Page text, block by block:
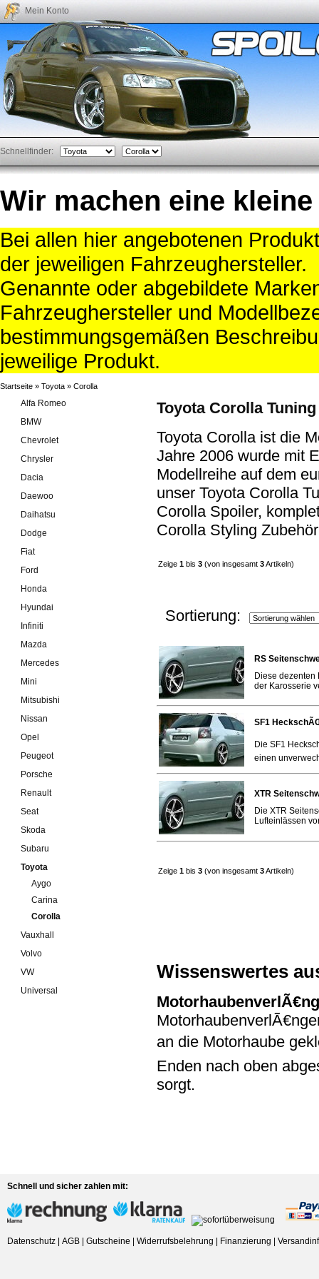
Mein Konto
Schnellfinder:
Wir machen eine kleine
Bei allen hier angebotenen
der jeweiligen Fahrzeughersteller.
Genannte oder abgebildete
Fahrzeughersteller und
bestimmungsgemäßen
jeweilige Produkt.
Startseite » Toyota » Corolla
Toyota Corolla
Toyota Corolla ist die
Jahre 2006 wurde mit
Modellreihe auf dem
unser Toyota Corolla
Corolla Spoiler,
Corolla Styling
Zeige 1 bis 3 (von insgesamt 3Artikeln)
Sortierung:
RS
Diese dezenten
der Karosserie
SF1
Die SF1
einen
XTR
Die XTR
Lufteinlässen
Zeige 1 bis 3 (von insgesamt 3Artikeln)
Wissenswertes
an die Motorhaube
Enden nach oben
sorgt.
Alfa Romeo
BMW
Chevrolet
Chrysler
Dacia
Daewoo
Daihatsu
Dodge
Fiat
Ford
Honda
Hyundai
Infiniti
Mazda
Mercedes
Mini
Mitsubishi
Nissan
Opel
Peugeot
Porsche
Renault
Seat
Skoda
Subaru
Toyota
Aygo
Carina
Corolla
Vauxhall
Volvo
VW
Universal
Schnell und sicher zahlen mit:
Datenschutz AGB Gutscheine Widerrufsbelehrung Finanzierung